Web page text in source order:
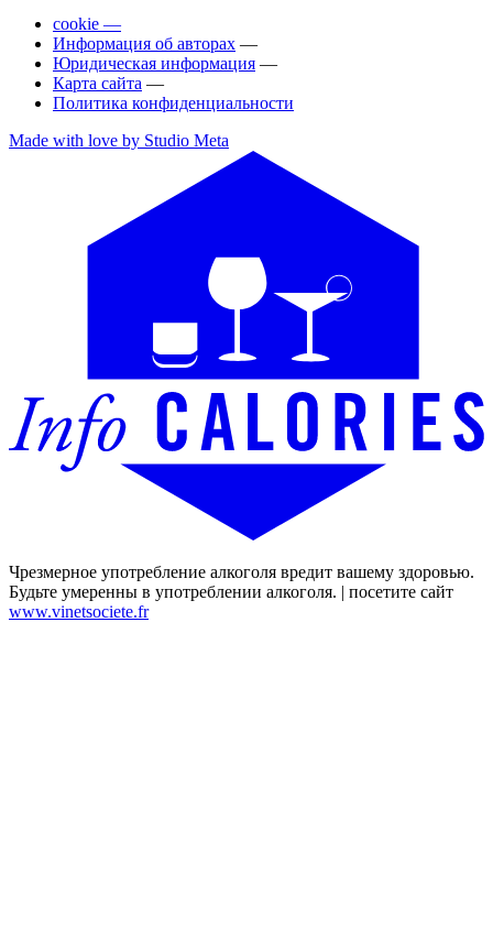
cookie —
Информация об авторах —
Юридическая информация —
Карта сайта —
Политика конфиденциальности
Made with love by Studio Meta
Чрезмерное употребление алкоголя вредит вашему здоровью.
Будьте умеренны в употреблении алкоголя. | посетите сайт
www.vinetsociete.fr